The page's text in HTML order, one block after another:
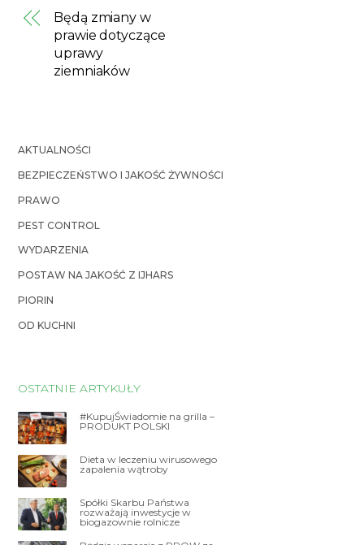
Będą zmiany w
prawie dotyczące
uprawy
ziemniaków
AKTUALNOŚCI
BEZPIECZEŃSTWO I JAKOŚĆ ŻYWNOŚCI
PRAWO
PEST CONTROL
WYDARZENIA
POSTAW NA JAKOŚĆ Z IJHARS
PIORIN
OD KUCHNI
OSTATNIE ARTYKUŁY
#KupujŚwiadomie na grilla –
PRODUKT POLSKI
Dieta w leczeniu wirusowego
zapalenia wątroby
Spółki Skarbu Państwa
rozważają inwestycje w
biogazownie rolnicze